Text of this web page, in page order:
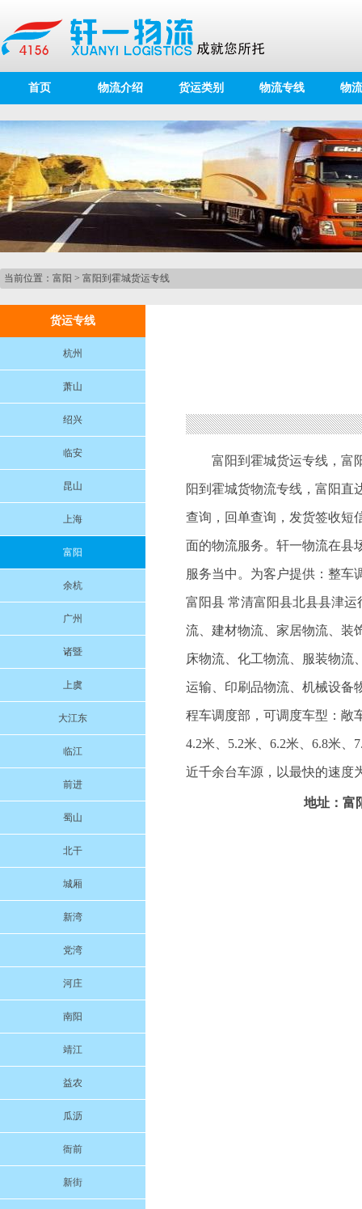
首页 物流介绍 货运类别 物流专线 物
当前位置： 富阳 > 富阳到霍城货运专线
货运专线
杭州
萧山
绍兴
临安
昆山
上海
富阳
余杭
广州
诸暨
上虞
大江东
临江
前进
蜀山
北干
城厢
新湾
党湾
河庄
南阳
靖江
益农
瓜沥
衙前
新街
富阳到霍城货运专线 ， 富
阳到霍城货物流专线 ，富阳
查询，回单查询，发货签收短
面的物流服务。轩一物流在县
服务当中。为客户提供：整车
富阳县 常清富阳县北县县津
流、建材物流、家居物流、装
床物流、化工物流、服装物流
运输、印刷品物流、机械设备
程车调度部，可调度车型：敞
4.2米、5.2米、6.2米、6.8米、
近千余台车源，以最快的速度
地址：富